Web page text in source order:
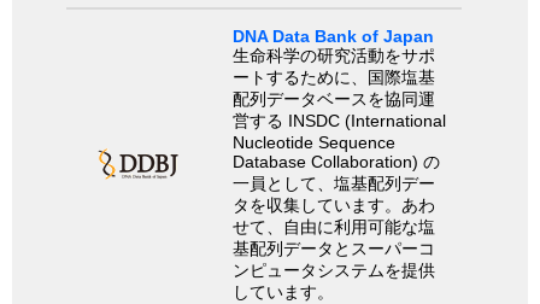
DNA Data Bank of Japan
生命科学の研究活動をサポ
ートするために、国際塩基
配列データベースを協同運
営する INSDC (International
Nucleotide Sequence
Database Collaboration) の
一員として、塩基配列デー
タを収集しています。あわ
せて、自由に利用可能な塩
基配列データとスーパーコ
ンピュータシステムを提供
しています。